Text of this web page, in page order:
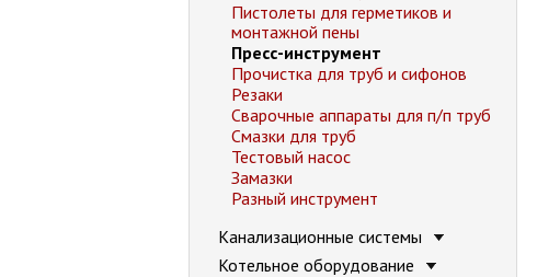
Пистолеты для герметиков и
монтажной пены
Пресс-инструмент
Прочистка для труб и сифонов
Резаки
Сварочные аппараты для п/п труб
Смазки для труб
Тестовый насос
Замазки
Разный инструмент
Канализационные системы
Котельное оборудование